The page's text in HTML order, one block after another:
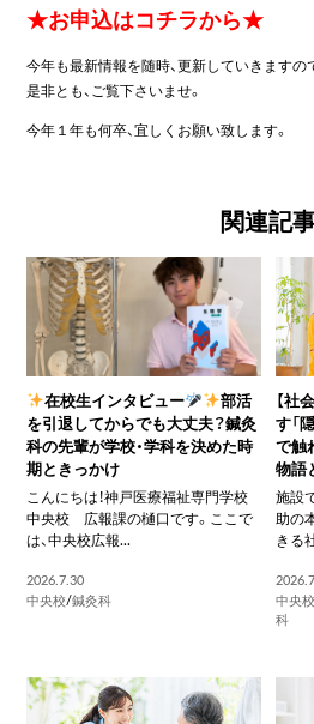
★お申込はコチラから★
今年も最新情報を随時、更新していきますの
是非とも、ご覧下さいませ。
今年１年も何卒、宜しくお願い致します。
関連記
在校生インタビュー
部活
を引退してからでも大丈夫？鍼灸
科の先輩が学校・学科を決めた時
期ときっかけ
こんにちは！神戸医療福祉専門学校
中央校 広報課の樋口です。ここで
は、中央校広報...
2026.7.30
中央校/鍼灸科
【社
す「
で触
物語
施設
助の
きる
中央
科